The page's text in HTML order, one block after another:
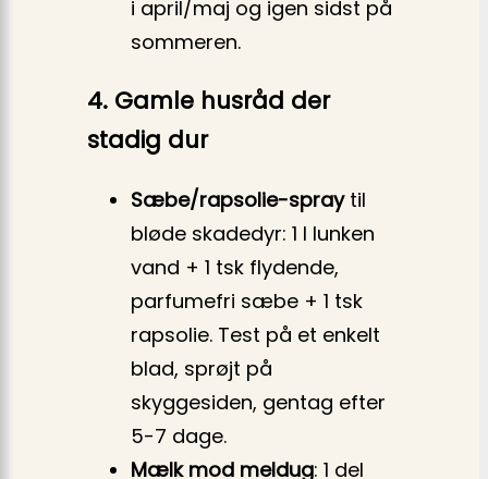
i april/maj og igen sidst på
sommeren.
4. Gamle husråd der
stadig dur
Sæbe/rapsolie-spraytil
bløde skadedyr: 1 l lunken
vand + 1 tsk flydende,
parfume­­fri sæbe + 1 tsk
rapsolie. Test på et enkelt
blad, sprøjt på
skyggesiden, gentag efter
5-7 dage.
Mælk mod meldug: 1 del